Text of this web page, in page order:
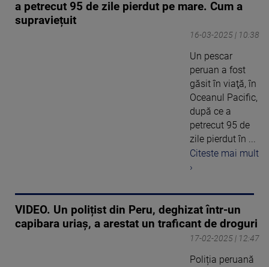
a petrecut 95 de zile pierdut pe mare. Cum a
supraviețuit
16-03-2025 | 10:38
Un pescar
peruan a fost
găsit în viaţă, în
Oceanul Pacific,
după ce a
petrecut 95 de
zile pierdut în ...
Citeste mai mult
›
VIDEO. Un polițist din Peru, deghizat într-un
capibara uriaș, a arestat un traficant de droguri
17-02-2025 | 12:47
Poliția peruană